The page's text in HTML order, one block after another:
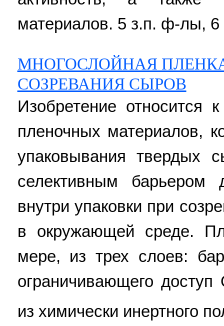
материалов. 5 з.п. ф-лы, 6
МНОГОСЛОЙНАЯ
СОЗРЕВАНИЯ СЫРОВ
Изобретение относится
пленочных материалов,
упаковывания твердых
селективным барьером
внутри упаковки при
в окружающей среде.
мере, из трех слоев:
ограничивающего доступ
из химически инертного